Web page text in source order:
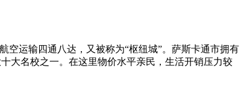
空运输四通八达，又被称为“枢纽城”。萨斯卡通市拥有
大名校之一。在这里物价水平亲民，生活开销压力较